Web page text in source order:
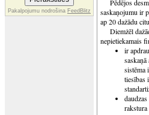
Pakalpojumu nodrošina FeedBlitz
Pēdējos
saskaņojumu ir
ap 20 dažādu
Diemžēl
nepietiekamais
ir
sistēma
tiesības